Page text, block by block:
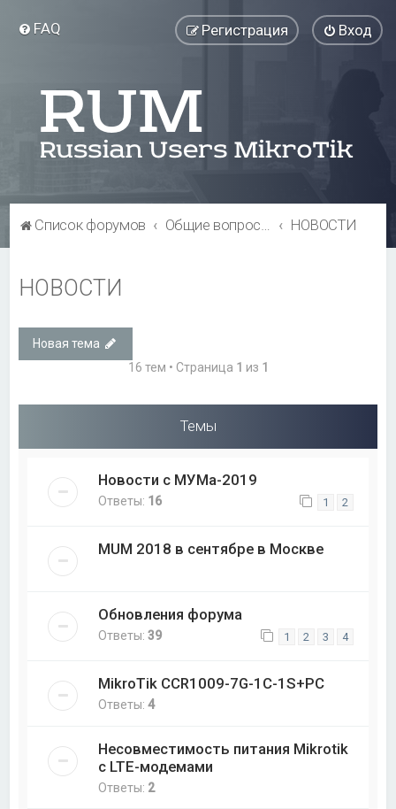
FAQ Вход
Регистрация
Список форумов Общие вопросы НОВОСТИ
НОВОСТИ
Новая тема
16 тем • Страница 1 из 1
Темы
Новости с МУМа-2019
Ответы: 16 1 2
MUM 2018 в сентябре в Москве
Обновления форума
Ответы:39 1 2 3 4
MikroTik CCR1009-7G-1C-1S+PC
Ответы:4
Несовместимость питания Mikrotik
с LTE-модемами
Ответы: 2